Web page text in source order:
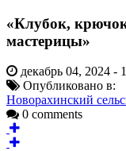
«Клубок,
мастерицы»
декабрь 04, 2024 -
Опубликовано в:
Новорахинский
0 comments